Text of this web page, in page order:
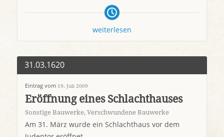
weiterlesen
31.03.1620
Eintrag vom 19. Juli 2009
Eröffnung eines Schlachthauses
Sonstige Bauwerke, Verschwundene Bauwerke
Am 31. März wurde ein Schlachthaus vor dem